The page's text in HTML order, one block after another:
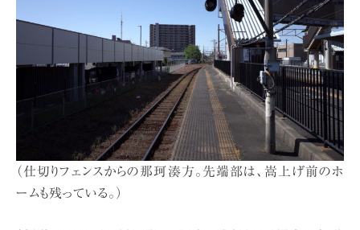
（仕切りフェンスからの那珂湊方。先端部は、嵩上げ前のホ
ームも残っている。）